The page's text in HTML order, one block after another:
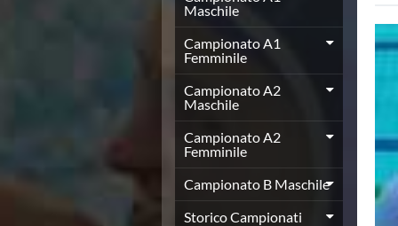
Graduatorie Stagione 2025-2026
Azzurri
Records
News
Flash News
Pallanuoto
Norme e documenti
Le Nazionali
Coppa Italia
Campionato A1 Maschile
Campionato A1 Femminile
Maschile
Campionato A1
Femminile
Campionato A2
Maschile
Campionato A2
Femminile
Campionato B Maschile
Storico Campionati